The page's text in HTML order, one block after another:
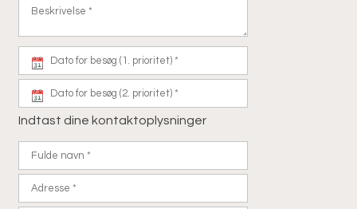
Indtast dine kontaktoplysninger